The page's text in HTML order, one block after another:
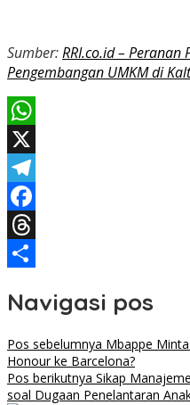
Sumber:RRI.co.id –
Pengembangan UMKM di
WhatsApp
X
Telegram
Facebook
Threads
Navigasi pos
Pos sebelumnya Mbappe
Honour ke Barcelona?
Pos berikutnya Sikap
soal Dugaan Penelantaran